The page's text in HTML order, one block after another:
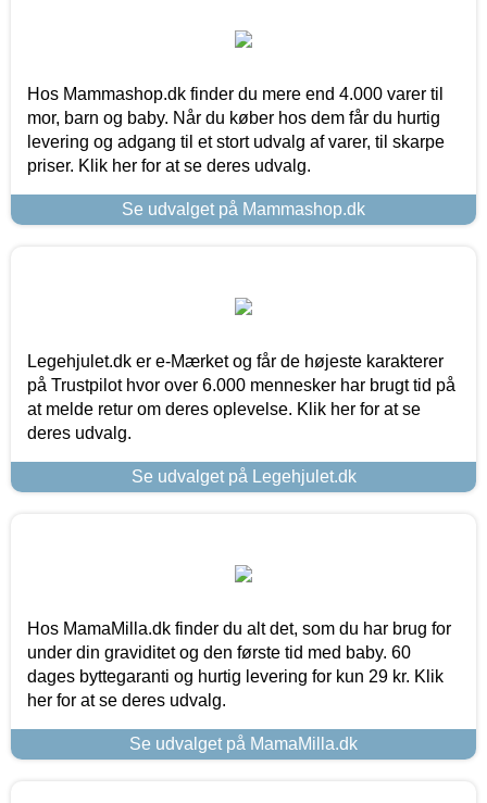
Hos Mammashop.dk finder du mere end 4.000 varer til
mor, barn og baby. Når du køber hos dem får du hurtig
levering og adgang til et stort udvalg af varer, til skarpe
priser. Klik her for at se deres udvalg.
Se udvalget på Mammashop.dk
Legehjulet.dk er e-Mærket og får de højeste karakterer
på Trustpilot hvor over 6.000 mennesker har brugt tid på
at melde retur om deres oplevelse. Klik her for at se
deres udvalg.
Se udvalget på Legehjulet.dk
Hos MamaMilla.dk finder du alt det, som du har brug for
under din graviditet og den første tid med baby. 60
dages byttegaranti og hurtig levering for kun 29 kr. Klik
her for at se deres udvalg.
Se udvalget på MamaMilla.dk